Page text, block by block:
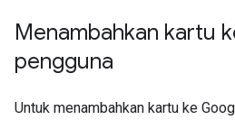
Menambahkan kartu
pengguna
Untuk menambahkan kartu ke